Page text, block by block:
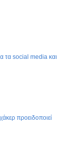
τα social media και
προειδοποιεί